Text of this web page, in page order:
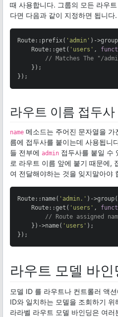
때 사용합니다. 그룹의 모든 라우트
다면 다음과 같이 지정하면 됩니다.
Route::prefix( 'admin' )-
    Route::get(
'users' ,
// Matches The "/
    });
});
라우트 이름 접두사
name 메소드는 주어진 문자열을 가
름에 접두사를 붙이는데 사용됩니
들 전부에 admin 접두사를 붙일 수
로 라우트 이름 앞에 붙기 때문에,
여 전달해야하는 것을 잊지말아야
Route::name( 'admin.' )->group(
    Route::get(
'users' ,
// Route assigned
    })->name(
'users' );
});
라우트 모델 바인
모델 ID 를 라우트나 컨트롤러 액
ID와 일치하는 모델을 조회하기
라라벨 라우트 모델 바인딩은 여